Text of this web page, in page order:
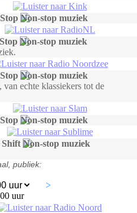
echte klassiekers tot de
Shift
publiek:
>
uur